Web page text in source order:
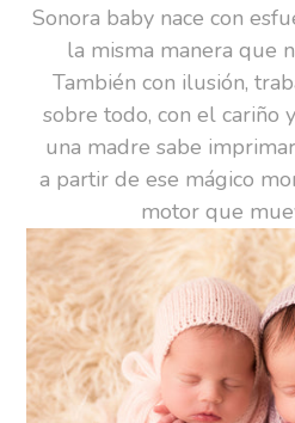
Sonora baby nace con
la misma manera que
También con ilusión,
sobre todo, con el cariño
una madre sabe
a partir de ese mágico
motor que